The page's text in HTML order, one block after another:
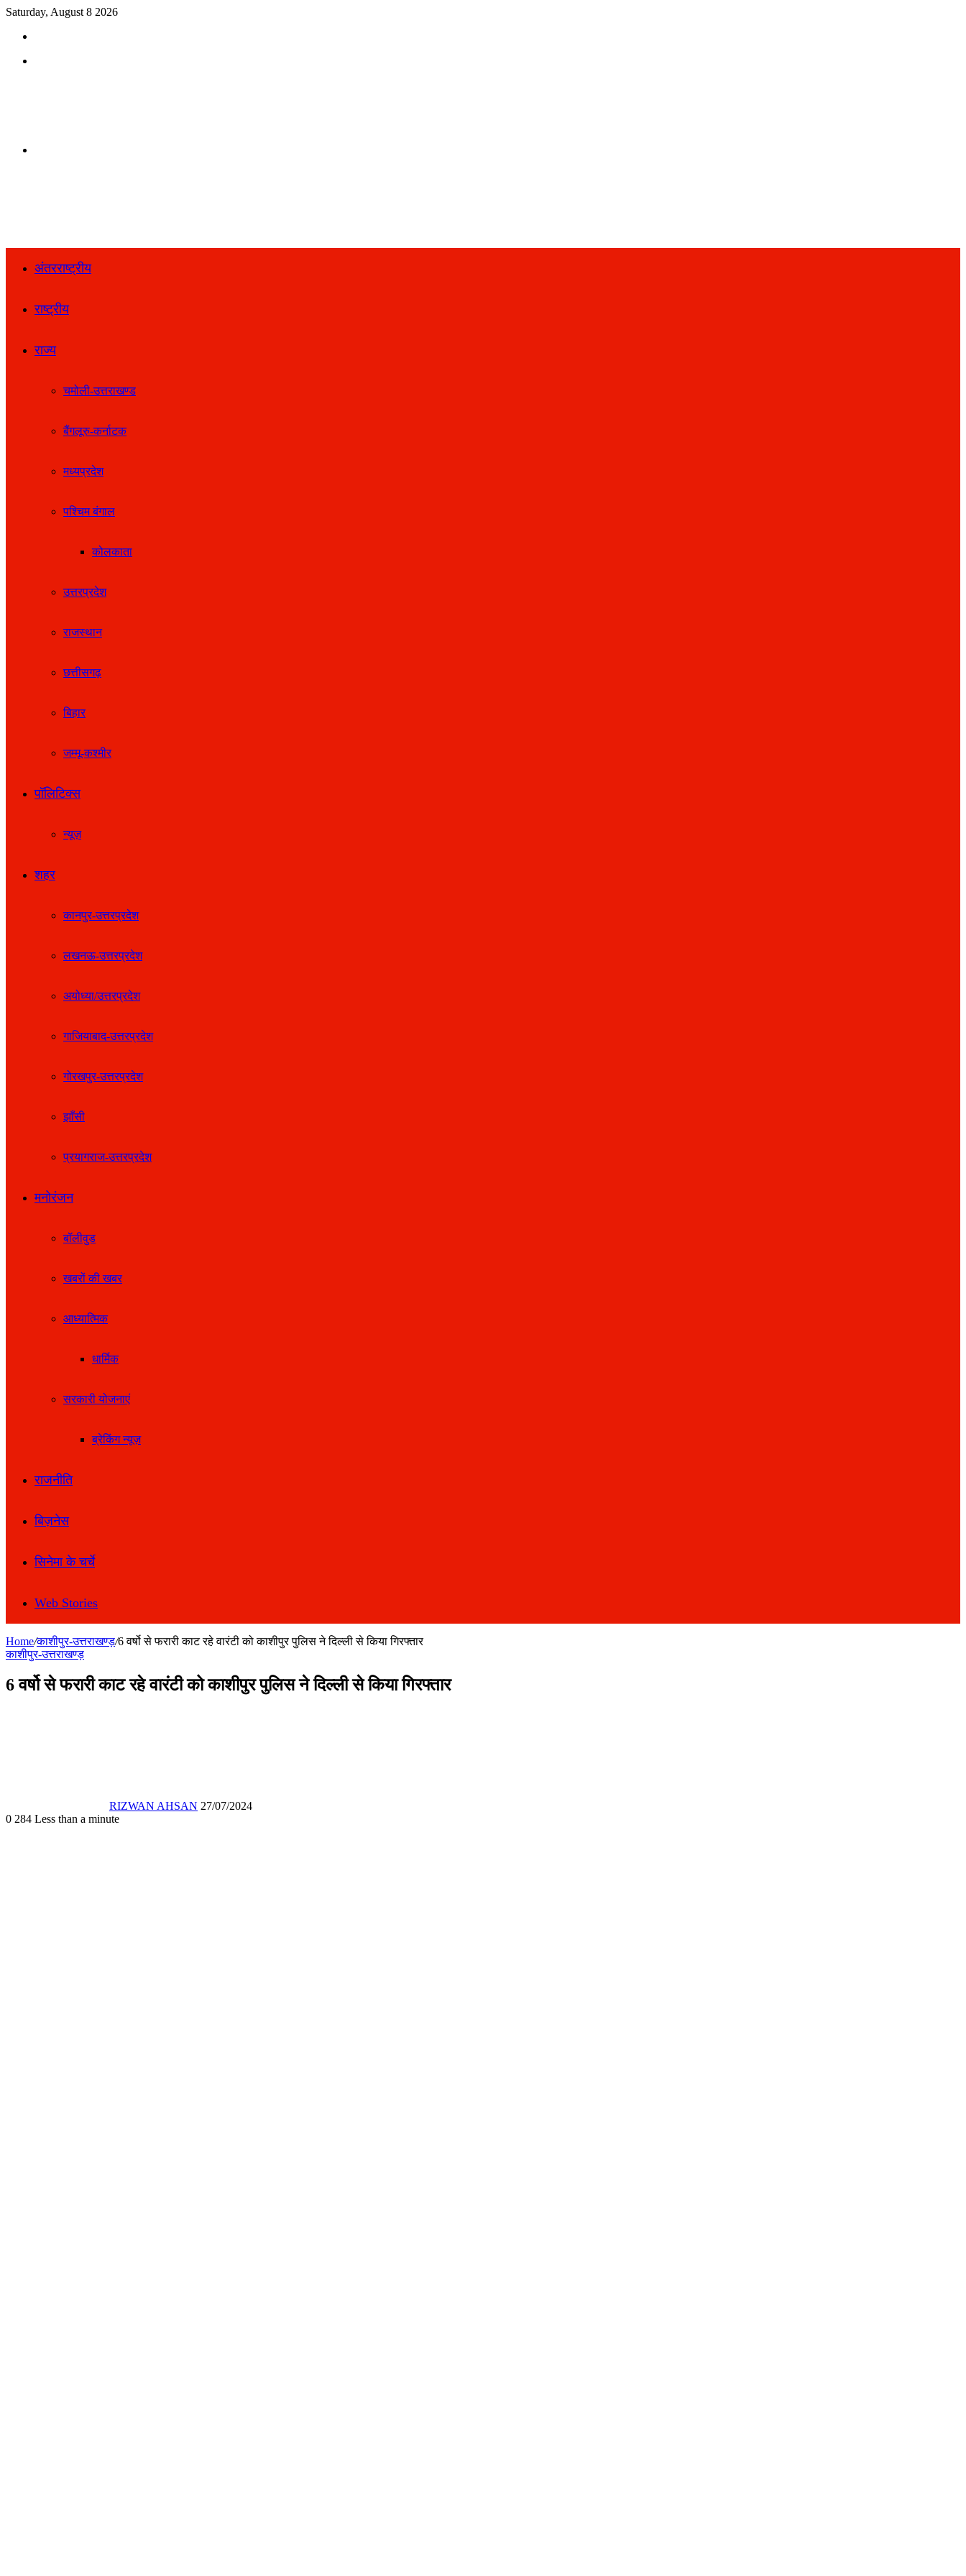
Saturday, August 8 2026
अंतरराष्ट्रीय
राष्ट्रीय
राज्य
चमोली-उत्तराखण्ड
बैंगलूरु-कर्नाटक
मध्यप्रदेश
पश्चिम बंगाल
कोलकाता
उत्तरप्रदेश
राजस्थान
छत्तीसगढ़
बिहार
जम्मू-कश्मीर
पॉलिटिक्स
न्यूज़
शहर
कानपुर-उत्तरप्रदेश
लखनऊ-उत्तरप्रदेश
अयोध्या/उत्तरप्रदेश
गाजियाबाद-उत्तरप्रदेश
गोरखपुर-उत्तरप्रदेश
झाँसी
प्रयागराज-उत्तरप्रदेश
मनोरंजन
बॉलीवुड
खबरों की खबर
आध्यात्मिक
धार्मिक
सरकारी योजनाएं
ब्रेकिंग न्यूज़
राजनीति
बिज़नेस
सिनेमा के चर्चे
Web Stories
Home/काशीपुर-उत्तराखण्ड़/6 वर्षो से फरारी काट रहे वारंटी को काशीपुर पुलिस ने दिल्ली से किया गिरफ्तार
काशीपुर-उत्तराखण्ड़
6 वर्षो से फरारी काट रहे वारंटी को काशीपुर पुलिस ने दिल्ली से किया गिरफ्तार
RIZWAN AHSAN 27/07/2024
0 284 Less than a minute